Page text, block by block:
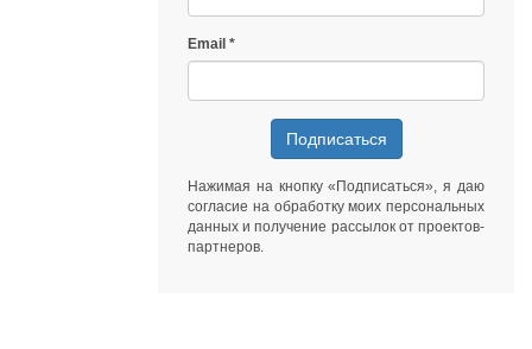
Email
Подписаться
Нажимая на кнопку «Подписаться», я даю
согласие на обработку моих персональных
данных и получение рассылок от проектов-
партнеров.